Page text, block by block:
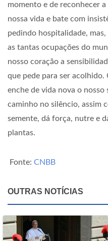
momento e de reconhecer a
nossa vida e bate com
pedindo hospitalidade,
as tantas ocupações do
nosso coração a
que pede para ser
enche de vida nova o nosso
caminho no silêncio, assim
semente, dá força, nutre e
plantas.
Fonte: CNBB
OUTRAS NOTÍCIAS